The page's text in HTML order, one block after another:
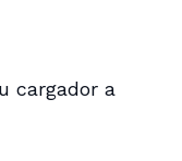
cargador a